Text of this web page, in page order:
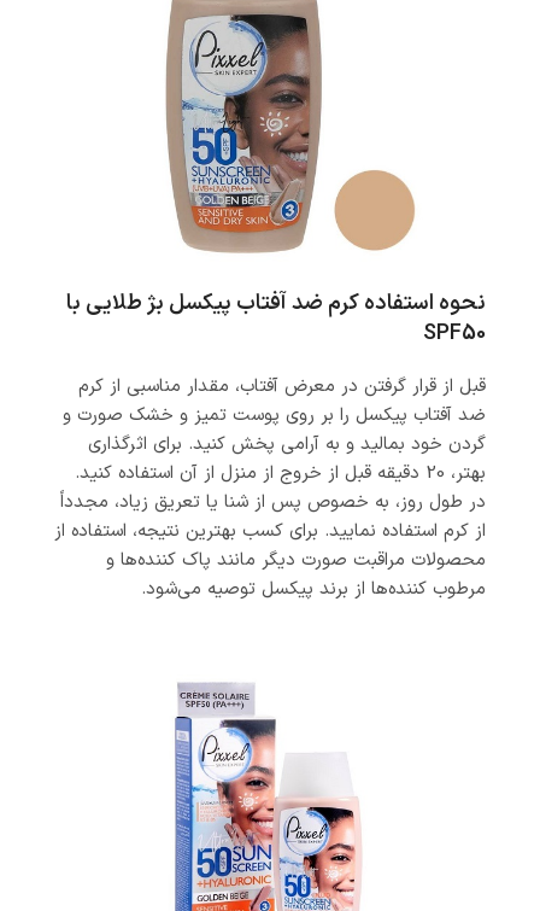
نحوه استفاده کرم ضد آفتاب پیکسل بژ طلایی با
SPF50
قبل از قرار گرفتن در معرض آفتاب، مقدار مناسبی از کرم
ضد آفتاب پیکسل را بر روی پوست تمیز و خشک صورت و
گردن خود بمالید و به آرامی پخش کنید. برای اثرگذاری
بهتر، 20 دقیقه قبل از خروج از منزل از آن استفاده کنید.
در طول روز، به خصوص پس از شنا یا تعریق زیاد، مجدداً
از کرم استفاده نمایید. برای کسب بهترین نتیجه، استفاده از
محصولات مراقبت صورت دیگر مانند پاک کننده‌ها و
مرطوب کننده‌ها از برند پیکسل توصیه می‌شود.